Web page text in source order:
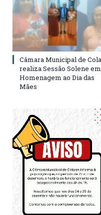
Câmara Municipal de
realiza Sessão Solene em
Homenagem ao Dia das
Mães